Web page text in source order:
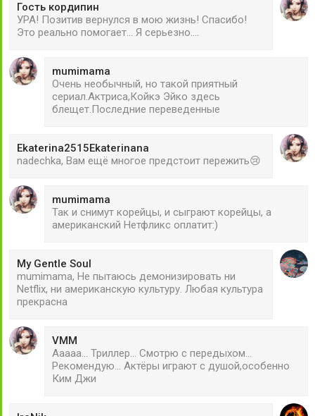
Гость кордипин
УРА! Позитив вернулся в мою жизнь! Спасибо!
Это реально помогает... Я серьезно....
mumimama
Очень необычный, но такой приятный
сериал.Актриса,Койкэ Эйко здесь
блещет.Последние переведенные
Ekaterina2515Ekaterinana
nadechka, Вам ещё многое предстоит пережить😢
mumimama
Так и снимут корейцы, и сыграют корейцы, а
американский Нетфликс оплатит:)
My Gentle Soul
mumimama, Не пытаюсь демонизировать ни
Netflix, ни американскую культуру. Любая культура
прекрасна
VMM
Ааааа... Триллер... Смотрю с передыхом...
Рекомендую... Актёры играют с душой,особенно
Ким Джи